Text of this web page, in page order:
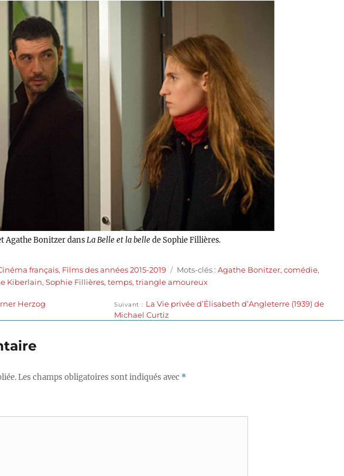
Agathe Bonitzer dansLa Belle et la bellede Sophie Fillières.
français, Films des années 2015-2019 Étiquettes
Mots-clés :Agathe Bonitzer,comédie,
Kiberlain,Sophie Fillières,temps,triangle amoureux
Herzog Suivant
Publication
suivante :
La Vie privée d’Élisabeth d’Angleterre (1939) de
Michael Curtiz
Les champs obligatoires sont indiqués avec *